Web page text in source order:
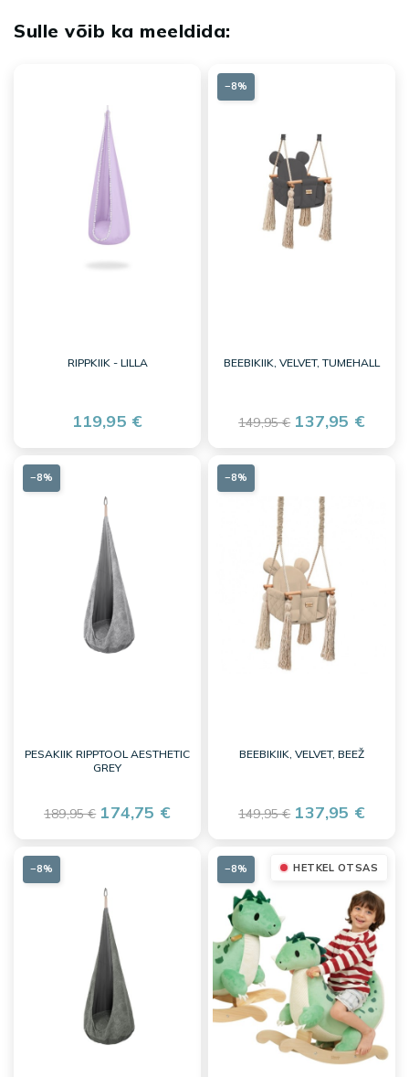
RIPPKIIK - LILLA
119,95 €
BEEBIKIIK, VELVET, TUMEHALL
149,95 € 137,95 €
−8%
PESAKIIK RIPPTOOL AESTHETIC
GREY
189,95 € 174,75 €
−8%
BEEBIKIIK, VELVET, BEEŽ
149,95 € 137,95 €
−8%
−8% HETKEL OTSAS
−8%